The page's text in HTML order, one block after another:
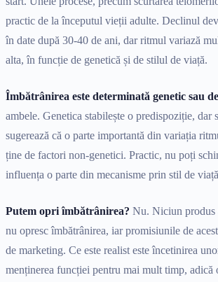
practic de la începutul vieții adulte. Declinul
în date după 30-40 de ani, dar ritmul variază
alta, în funcție de genetică și de stilul de viață.
Îmbătrânirea este determinată genetic sau
ambele. Genetica stabilește o predispoziție, dar
sugerează că o parte importantă din variația
ține de factori non-genetici. Practic, nu poți
influența o parte din mecanisme prin stil de
Putem opri îmbătrânirea? Nu. Niciun produs
nu opresc îmbătrânirea, iar promisiunile de
de marketing. Ce este realist este încetinirea
menținerea funcției pentru mai mult timp, adică